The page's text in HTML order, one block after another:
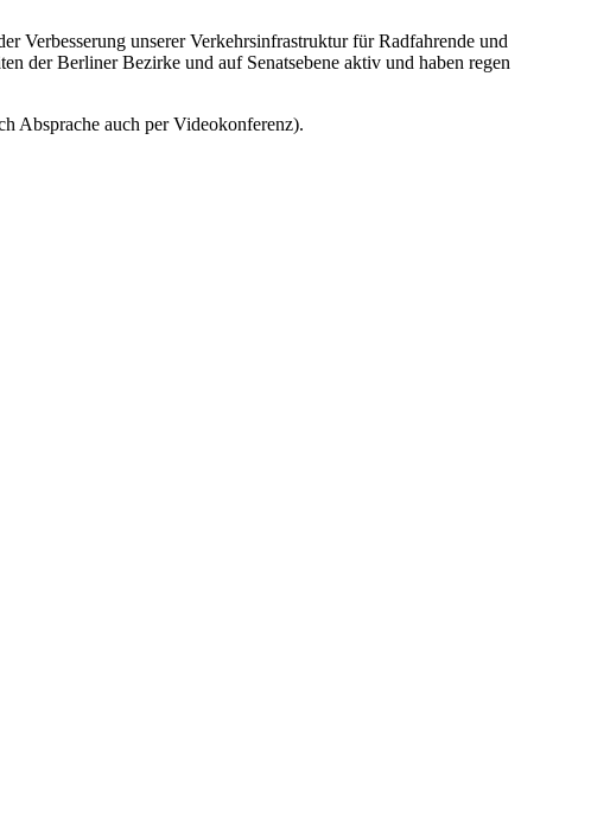
unserer Verkehrsinfrastruktur für Radfahrende und
der Berliner Bezirke und auf Senatsebene aktiv und haben regen
Absprache auch per Videokonferenz).